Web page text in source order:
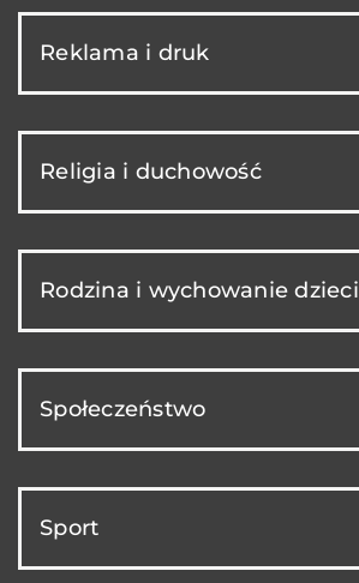
Reklama i druk
Religia i duchowość
Rodzina i wychowanie dzieci
Społeczeństwo
Sport